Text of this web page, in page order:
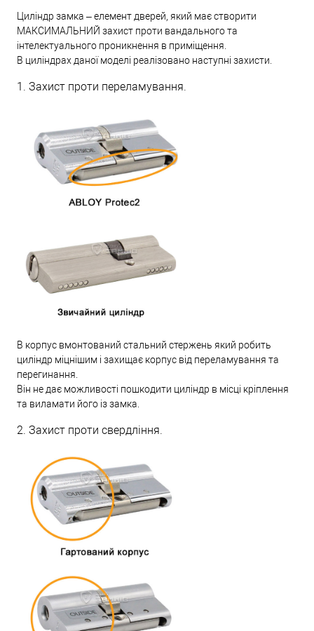
Циліндр замка – елемент дверей, який має створити
МАКСИМАЛЬНИЙ захист проти вандального та
інтелектуального проникнення в приміщення.
В циліндрах даної моделі реалізовано наступні захисти.
1. Захист проти переламування.
В корпус вмонтований стальний стержень який робить
циліндр міцнішим і захищає корпус від переламування та
перегинання.
Він не дає можливості пошкодити циліндр в місці кріплення
та виламати його із замка.
2. Захист проти свердління.